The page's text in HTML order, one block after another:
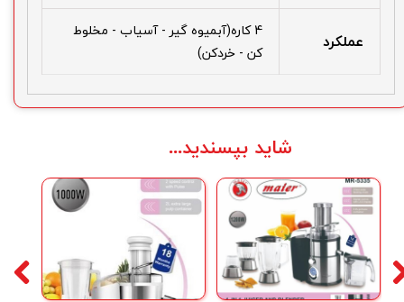
عملکرد
4 کاره(آبمیوه گیر - آسیاب - مخلوط
کن - خردکن)
شاید بپسندید...